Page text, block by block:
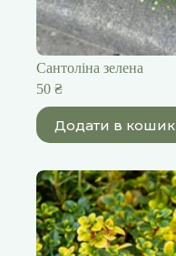
Сантоліна зелена
50 ₴
Додати в кошик